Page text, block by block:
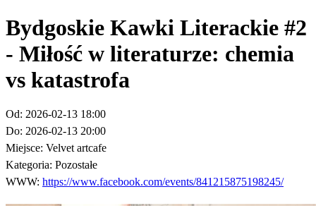
Bydgoskie Kawki Literackie #2
- Miłość w literaturze: chemia
vs katastrofa
Od: 2026-02-13 18:00
Do: 2026-02-13 20:00
Miejsce: Velvet artcafe
Kategoria: Pozostałe
WWW: https://www.facebook.com/events/841215875198245/